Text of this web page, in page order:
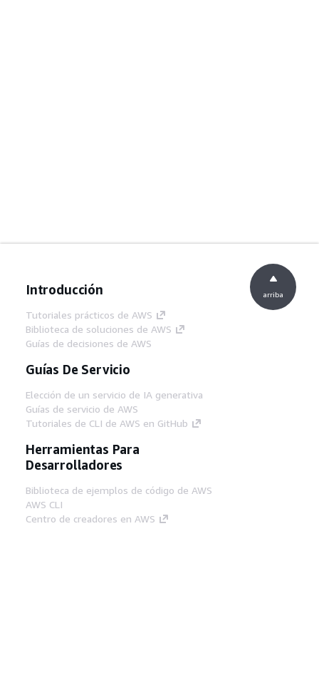
Introducción
Tutoriales prácticos de AWS
Biblioteca de soluciones de AWS
Guías de decisiones de AWS
Guías De Servicio
Elección de un servicio de IA generativa
Guías de servicio de AWS
Tutoriales de CLI de AWS en GitHub
Herramientas Para
Desarrolladores
Biblioteca de ejemplos de código de AWS
AWS CLI
Centro de creadores en AWS
arriba